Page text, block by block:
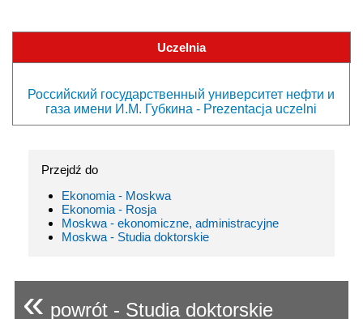
Uczelnia
Российский государственный университет нефти и
газа имени И.М. Губкина - Prezentacja uczelni
Przejdź do
Ekonomia - Moskwa
Ekonomia - Rosja
Moskwa - ekonomiczne, administracyjne
Moskwa - Studia doktorskie
« powrót - Studia doktorskie